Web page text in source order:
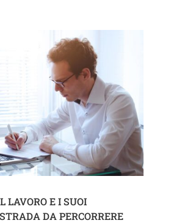
LAVORO E I SUOI
DA PERCORRERE